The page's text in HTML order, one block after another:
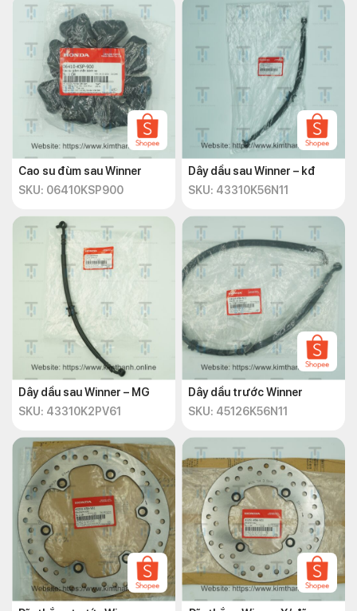
Cao su đùm sau Winner
SKU: 06410KSP900
Dây dầu sau Winner – kđ
SKU: 43310K56N11
Dây dầu sau Winner – MG
SKU: 43310K2PV61
Dây dầu trước Winner
SKU: 45126K56N11